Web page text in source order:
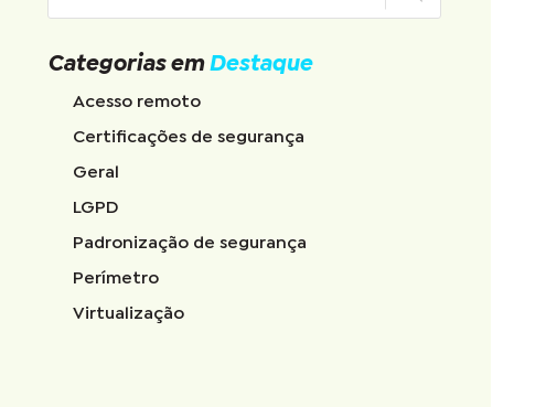
Categorias em Destaque
Acesso remoto
Certificações de segurança
Geral
LGPD
Padronização de segurança
Perímetro
Virtualização